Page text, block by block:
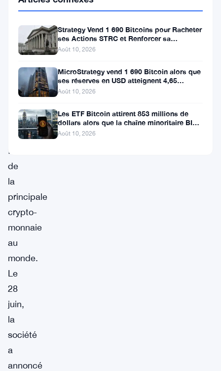
une
fois
plus
démontré
son
inébranlable
faveur
de
la
principale
crypto-
monnaie
au
monde.
Le
28
juin,
la
société
a
annoncé
Strategy Vend 1 690 Bitcoins pour Racheter
ses Actions STRC et Renforcer sa
Trésorerie
Août 10, 2026
MicroStrategy vend 1 690 Bitcoin alors que
ses réserves en USD atteignent 4,65
milliards de dollars
Août 10, 2026
Les ETF Bitcoin attirent 853 millions de
dollars alors que la chaîne minoritaire BIP-
110 meurt après deux
Août 10, 2026